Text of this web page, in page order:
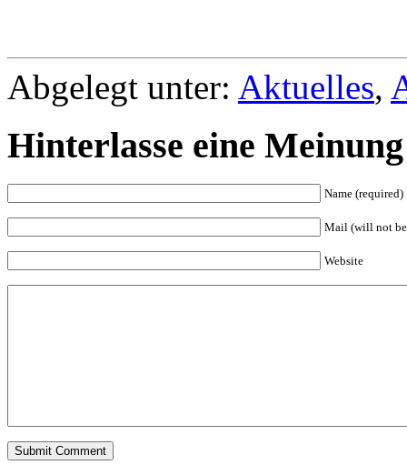
Abgelegt unter: Aktuelles,
Hinterlasse eine Meinung
Name (required)
Mail (will not
Website